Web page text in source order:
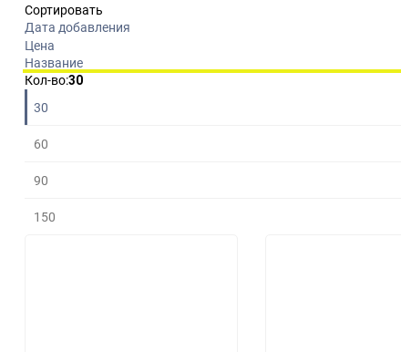
Сортировать
Дата добавления
Цена
Название
Плитка
Подробно
Компактно
Кол-во:30
30
60
90
150